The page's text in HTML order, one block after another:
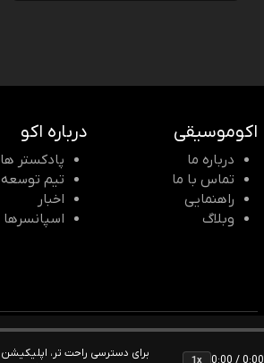
اکوموسیقی
درباره ما
تماس با ما
راهنمایی
وبلاگ
درباره اکو
پادکستر ها
تیم توسعه
اخبار
اسپانسرها
© 2026 Echomusic & Podcast
برای دسترسی راحت تر، اپلیکیشن
1x